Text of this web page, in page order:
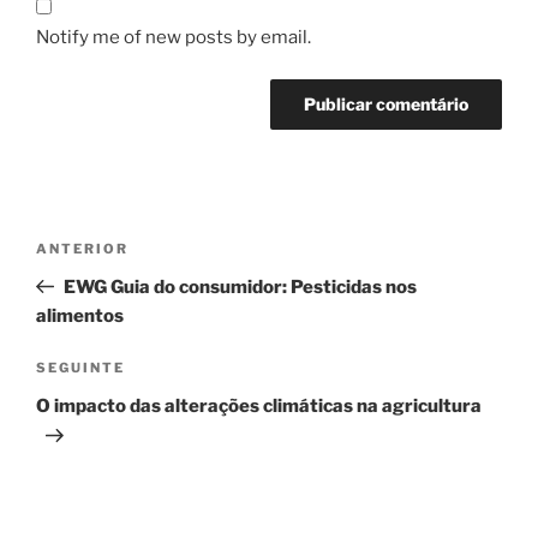
Notify me of new posts by email.
artigos
Conteúdo
anterior
ANTERIOR
EWG Guia do consumidor: Pesticidas nos
alimentos
Conteúdo
seguinte
SEGUINTE
O impacto das alterações climáticas na agricultura